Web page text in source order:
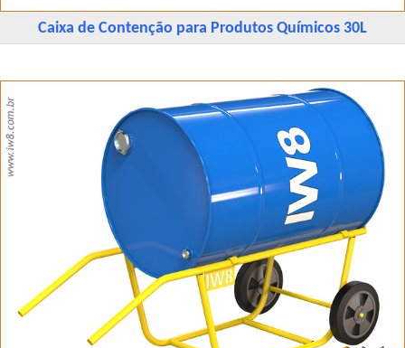
Caixa de Contenção para Produtos Químicos 30L